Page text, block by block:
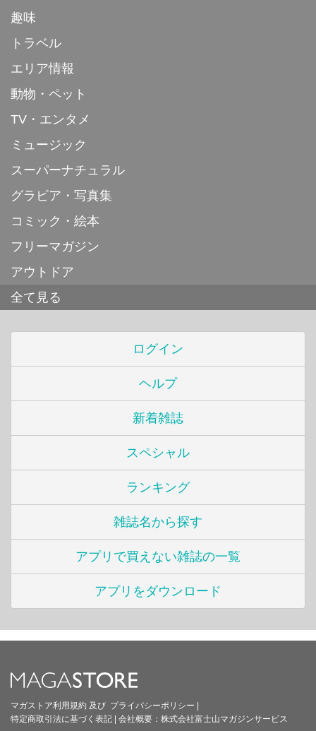
趣味
トラベル
エリア情報
動物・ペット
TV・エンタメ
ミュージック
スーパーナチュラル
グラビア・写真集
コミック・絵本
フリーマガジン
アウトドア
全て見る
ログイン
ヘルプ
新着雑誌
スペシャル
ランキング
雑誌名から探す
アプリで買えない雑誌の一覧
アプリをダウンロード
マガストア利用規約 及び プライバシーポリシー
特定商取引法に基づく表記
会社概要： 株式会社富士山マガジンサービス